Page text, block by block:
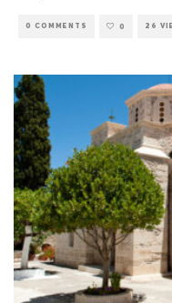
0 COMMENTS 0 26